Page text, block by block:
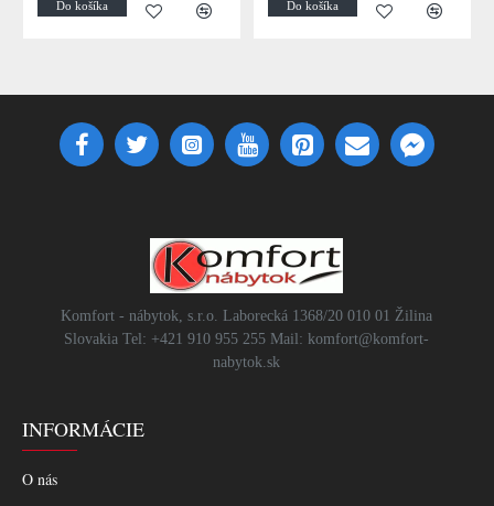
Do košíka Do košíka
Komfort - nábytok, s.r.o. Laborecká 1368/20 010 01 Žilina
Slovakia Tel: +421 910 955 255 Mail: komfort@komfort-
nabytok.sk
INFORMÁCIE
O nás